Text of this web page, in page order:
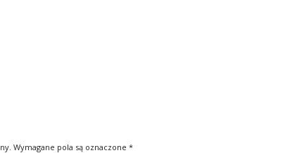
Wymagane pola są oznaczone *